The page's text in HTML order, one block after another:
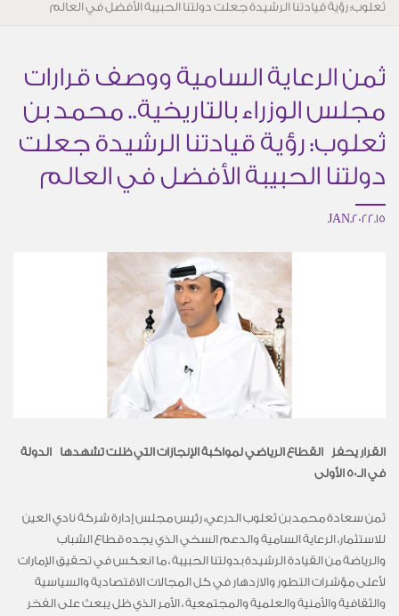
ثعلوب: رؤية قيادتنا الرشيدة جعلت دولتنا الحبيبة الأفضل في العالم
ثمن الرعاية السامية ووصف قرارات
مجلس الوزراء بالتاريخية.. محمد بن
ثعلوب: رؤية قيادتنا الرشيدة جعلت
دولتنا الحبيبة الأفضل في العالم
15.JAN.2022
القرار يحفز القطاع الرياضي لمواكبة الإنجازات التي ظلت تشهدها الدولة
في الـ50 الأولى
ثمن سعادة محمد بن ثعلوب الدرعي، رئيس مجلس إدارة شركة نادي العين
للاستثمار، الرعاية السامية والدعم السخي الذي يجده قطاع الشباب
والرياضة من القيادة الرشيدة بدولتنا الحبيبة ، ما انعكس في تحقيق الإمارات
لأعلى مؤشرات التطور والازدهار في كل المجالات الاقتصادية والسياسية
والثقافية والأمنية والعلمية والمجتمعية ، الأمر الذي ظل يبعث على الفخر